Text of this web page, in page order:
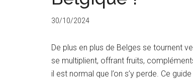
30/10/2024
De plus en plus de Belges se tournent
se multiplient, offrant fruits,
il est normal que l’on s’y perde. Ce